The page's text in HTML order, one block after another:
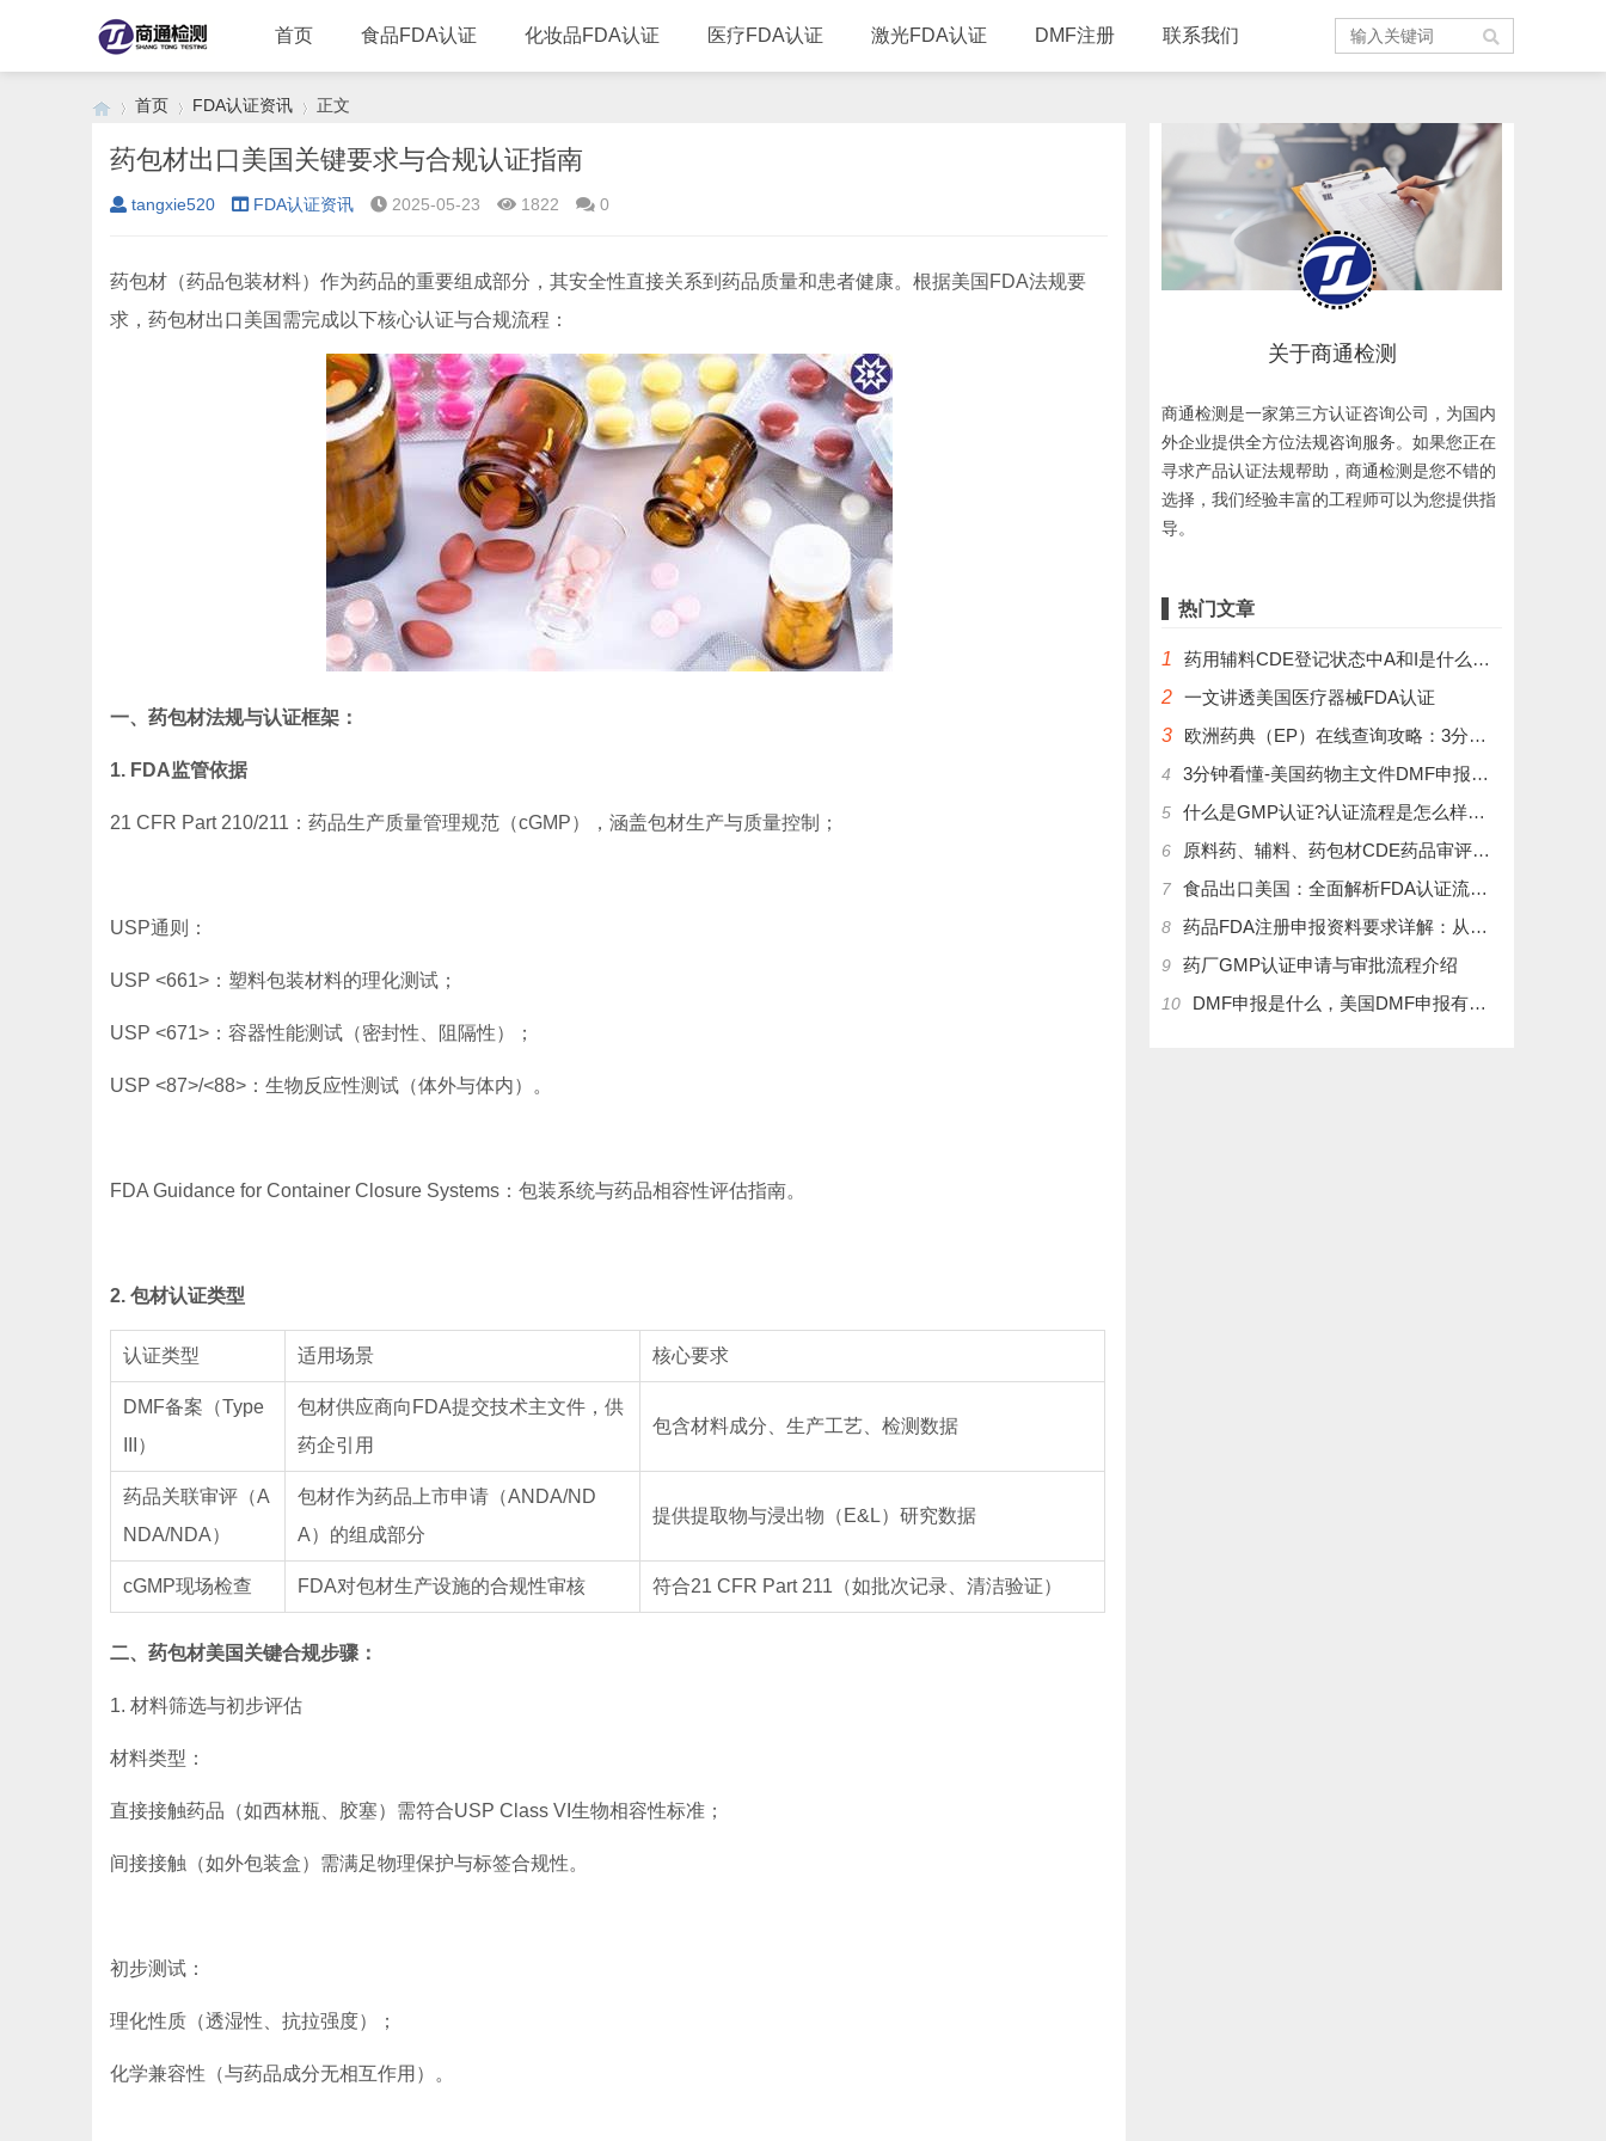
首页 食品FDA认证 化妆品FDA认证 医疗FDA认证 激光FDA认证 DMF注册 联系我们
›
首页
›
FDA认证资讯
›
正文
药包材出口美国关键要求与合规认证指南
tangxie520 FDA认证资讯 2025-05-23 1822 0
药包材（药品包装材料）作为药品的重要组成部分，其安全性直接关系到药品质量和患者健康。根据美国FDA法规要
求，药包材出口美国需完成以下核心认证与合规流程：
一、药包材法规与认证框架：
1. FDA监管依据
21 CFR Part 210/211：药品生产质量管理规范（cGMP），涵盖包材生产与质量控制；
USP通则：
USP <661>：塑料包装材料的理化测试；
USP <671>：容器性能测试（密封性、阻隔性）；
USP <87>/<88>：生物反应性测试（体外与体内）。
FDA Guidance for Container Closure Systems：包装系统与药品相容性评估指南。
2. 包材认证类型
认证类型 适用场景 核心要求
DMF备案（Type
III）
包材供应商向FDA提交技术主文件，供
药企引用
包含材料成分、生产工艺、检测数据
药品关联审评（A
NDA/NDA）
包材作为药品上市申请（ANDA/ND
A）的组成部分
提供提取物与浸出物（E&L）研究数据
cGMP现场检查 FDA对包材生产设施的合规性审核 符合21 CFR Part 211（如批次记录、清洁验证）
二、药包材美国关键合规步骤：
1. 材料筛选与初步评估
材料类型：
直接接触药品（如西林瓶、胶塞）需符合USP Class VI生物相容性标准；
间接接触（如外包装盒）需满足物理保护与标签合规性。
初步测试：
理化性质（透湿性、抗拉强度）；
化学兼容性（与药品成分无相互作用）。
关于商通检测
商通检测是一家第三方认证咨询公司，为国内
外企业提供全方位法规咨询服务。如果您正在
寻求产品认证法规帮助，商通检测是您不错的
选择，我们经验丰富的工程师可以为您提供指
导。
热门文章
1
药用辅料CDE登记状态中A和I是什么意思？
2 一文讲透美国医疗器械FDA认证
3
欧洲药典（EP）在线查询攻略：3分钟掌握官方数据库使用技巧
4 3分钟看懂-美国药物主文件DMF申报流程和管理制度
5 什么是GMP认证?认证流程是怎么样的？
6 原料药、辅料、药包材CDE药品审评中心登记注册流程
7 食品出口美国：全面解析FDA认证流程及关键注意事项
8 药品FDA注册申报资料要求详解：从法规到实操
9 药厂GMP认证申请与审批流程介绍
10 DMF申报是什么，美国DMF申报有几种分类，药物主文件备案流程介绍